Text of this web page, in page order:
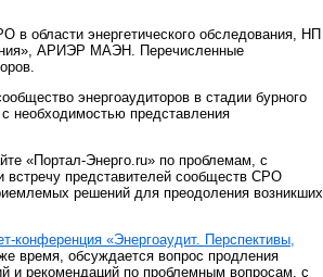
области энергетического обследования, НП
АРИЭР МАЭН. Перечисленные
энергоаудиторов в стадии бурного
необходимостью представления
«Портал-Энерго.ru» по проблемам, с
встречу представителей сообществ СРО
решений для преодоления возникших
конференция «Энергоаудит. Перспективы,
время, обсуждается вопрос продления
и рекомендаций по проблемным вопросам, с